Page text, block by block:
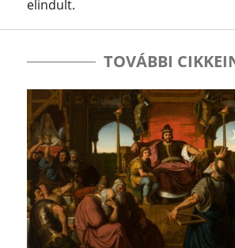
elindult.
TOVÁBBI